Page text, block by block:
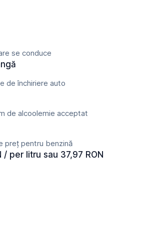
se conduce
de închiriere auto
de alcoolemie acceptat
preț pentru benzină
/ per litru sau 37,97 RON